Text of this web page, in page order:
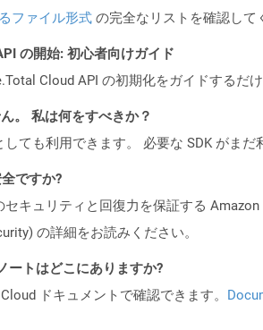
ファイル形式 の完全なリストを確認して
の開始: 初心者向けガイド
Cloud API の初期化をガイドするだ
。 私は何をすべきか？
ても利用できます。 必要な SDK がまだ
ですか?
キュリティと回復力を保証する
の詳細をお読みください。
ートはどこにありますか?
ドキュメントで確認できます。